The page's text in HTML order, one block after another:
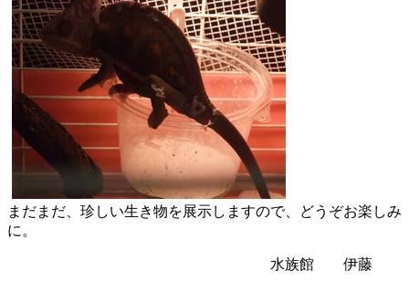
まだまだ、珍しい生き物を展示しますので、どうぞお楽しみ
に。
水族館 伊藤